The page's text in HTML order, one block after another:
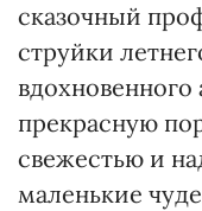
сказочный
струйки
вдохновенного
прекрасную
свежестью и
маленькие